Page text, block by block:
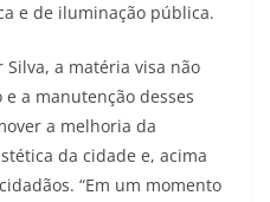
e de iluminação pública.
a matéria visa não
a manutenção desses
a melhoria da
da cidade e, acima
“Em um momento